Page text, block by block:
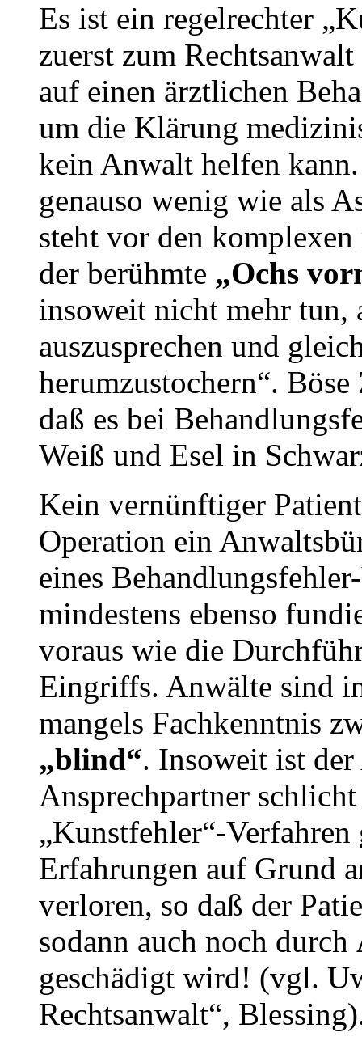
Es ist ein regelrechter
zuerst zum
auf einen ärztlichen
um die Klärung
kein Anwalt helfen
genauso wenig wie als
steht vor den
der berühmte „Ochs
insoweit nicht mehr tun,
auszusprechen und
herumzustochern“.
daß es bei
Weiß und Esel in
Kein vernünftiger
Operation ein
eines
mindestens ebenso
voraus wie die
Eingriffs. Anwälte sind
mangels Fachkenntnis
„blind“. Insoweit ist
Ansprechpartner
„Kunstfehler“-Verfahren
Erfahrungen auf Grund
verloren, so daß der
sodann auch noch durch
geschädigt wird! (vgl.
Rechtsanwalt“,